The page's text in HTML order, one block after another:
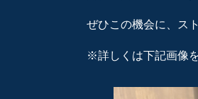
ぜひこの機会に、ス
※詳しくは下記画像